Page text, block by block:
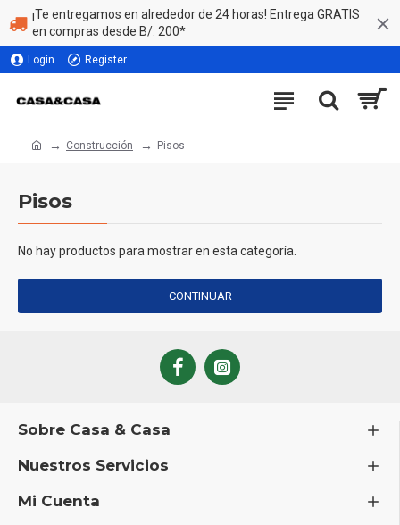
¡Te entregamos en alrededor de 24 horas! Entrega GRATIS
en compras desde B/. 200*
Login Register
Construcción Pisos
Pisos
No hay productos para mostrar en esta categoría.
CONTINUAR
Sobre Casa & Casa
Nuestros Servicios
Mi Cuenta